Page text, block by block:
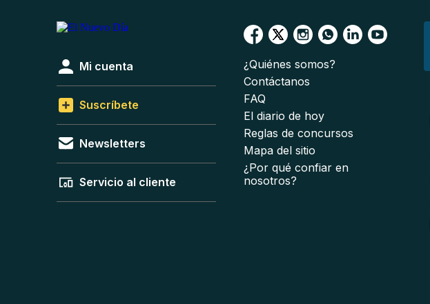
Mi cuenta
Suscríbete
Newsletters
Servicio al cliente
¿Quiénes somos?
Contáctanos
FAQ
El diario de hoy
Reglas de concursos
Mapa del sitio
¿Por qué confiar en
nosotros?